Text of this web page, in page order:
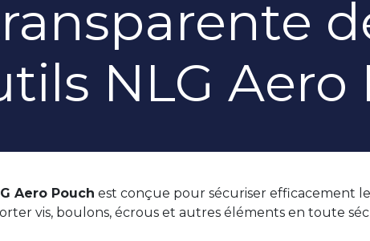
NLG Aero
Aero Pouch est conçue pour sécuriser efficacement
vis, boulons, écrous et autres éléments en toute